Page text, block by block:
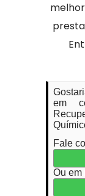
em
Fale
Ou em